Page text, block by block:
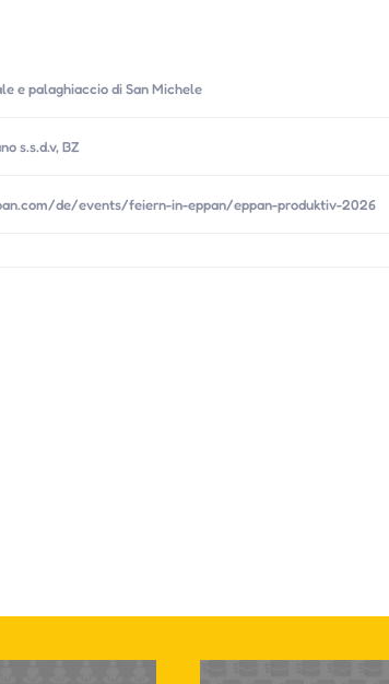
e palaghiaccio di San Michele
s.s.d.v, BZ
de/events/feiern-in-eppan/eppan-produktiv-2026